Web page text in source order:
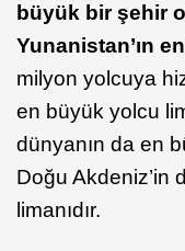
büyük bir şehir
Yunanistan’ın
milyon yolcuya
en büyük yolcu
dünyanın da en
Doğu Akdeniz’in
limanıdır.